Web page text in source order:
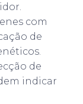
com
de
de
indicar